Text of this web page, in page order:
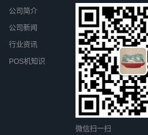
公司简介
公司新闻
行业资讯
POS机知识
微信扫一扫